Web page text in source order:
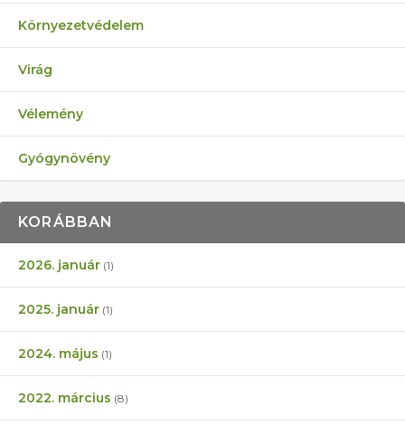
Környezetvédelem
Virág
Vélemény
Gyógynövény
KORÁBBAN
2026. január (1)
2025. január (1)
2024. május (1)
2022. március (8)